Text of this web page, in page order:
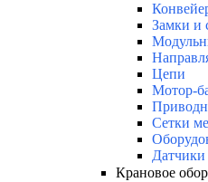
Замки и
Цепи
Мотор-
Сетки
Датчики
Крановое